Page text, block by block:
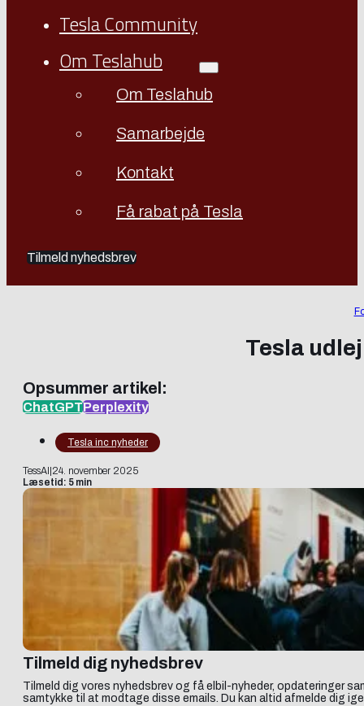
Tesla Community
Om Teslahub
Om Teslahub
Samarbejde
Kontakt
Få rabat på Tesla
Tilmeld nyhedsbrev
Tesla
Opsummer artikel:
ChatGPTPerplexity
Tesla inc nyheder
TessAI 24. november 2025
Læsetid: 5 min
Tilmeld dig nyhedsbrev
Tilmeld dig vores nyhedsbrev og få elbil-nyheder, opdateringer
samtykke til at modtage disse emails. Du kan altid afmelde dig